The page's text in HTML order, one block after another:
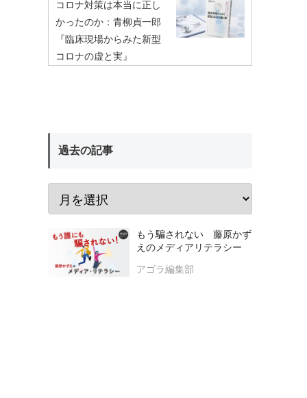
コロナ対策は本当に正し
かったのか：青柳貞一郎
『臨床現場からみた新型
コロナの虚と実』
過去の記事
もう騙されない 藤原かず
えのメディアリテラシー
アゴラ編集部